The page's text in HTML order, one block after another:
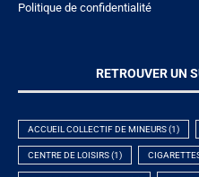
Politique de confidentialité
RETROUVER UN
ACCUEIL COLLECTIF DE MINEURS(1)
CENTRE DE LOISIRS(1)